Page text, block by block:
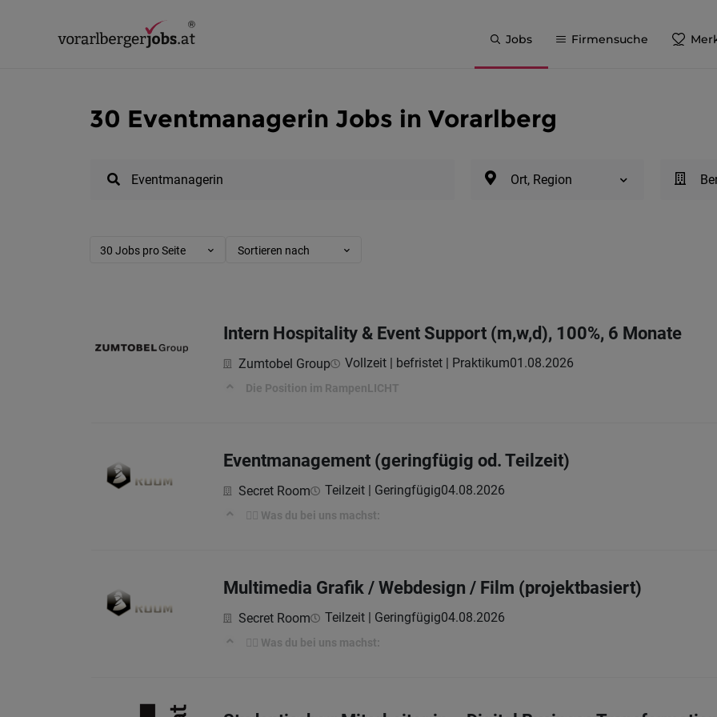
Jobs Firmensuche
30 Eventmanagerin Jobs in Vorarlberg
Ort, Region
30 Jobs pro Seite Sortieren nach
Intern Hospitality & Event Support (m,w,d), 100%, 6 Monate
Zumtobel Group Vollzeit | befristet | Praktikum01.08.2026
Die Position im RampenLICHT
Eventmanagement (geringfügig od. Teilzeit)
Secret Room Teilzeit | Geringfügig04.08.2026
🕵️‍♀️ Was du bei uns machst:
Multimedia Grafik / Webdesign / Film (projektbasiert)
Secret Room Teilzeit | Geringfügig04.08.2026
🕵️‍♀️ Was du bei uns machst: